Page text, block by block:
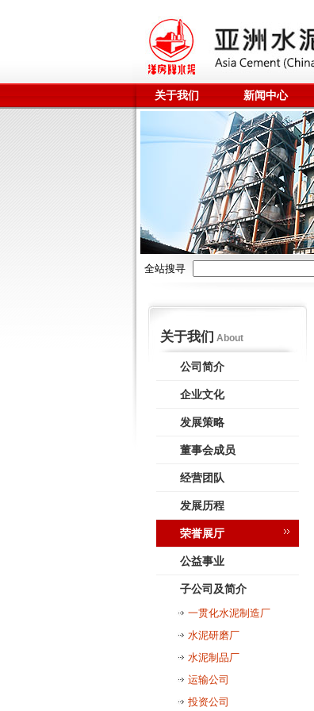
关于我们 新闻中心
全站搜寻
关于我们 About
公司简介
企业文化
发展策略
董事会成员
经营团队
发展历程
荣誉展厅
公益事业
子公司及简介
一贯化水泥制造厂
水泥研磨厂
水泥制品厂
运输公司
投资公司